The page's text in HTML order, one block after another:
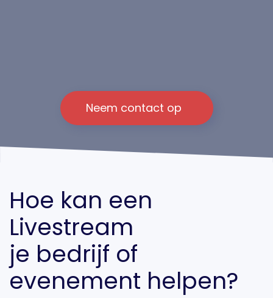
Neem contact op
Hoe kan een
Livestream
je bedrijf of
evenement helpen?